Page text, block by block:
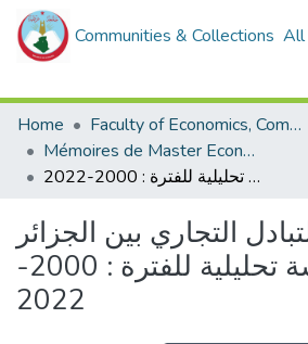
Communities & Collections All
Home
Faculty of Economics, Commercial Sciences and Management Sciences
Mémoires de Master Economie
واقع و آفاق التبادل التجاري بين الجزائر وتركيا دراسة تحليلية للفترة : 2000-2022
التجاري بين الجزائر
وتركيا دراسة تحليلية للفترة : 2000-
2022